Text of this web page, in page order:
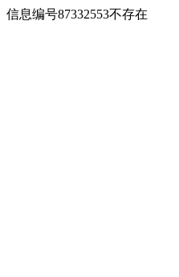
信息编号87332553不存在